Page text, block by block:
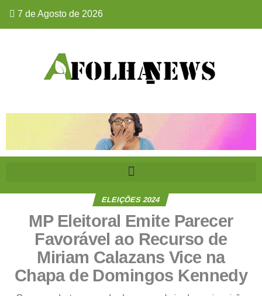
7 de Agosto de 2026
ELEIÇÕES 2024
MP Eleitoral Emite Parecer
Favorável ao Recurso de
Miriam Calazans Vice na
Chapa de Domingos Kennedy